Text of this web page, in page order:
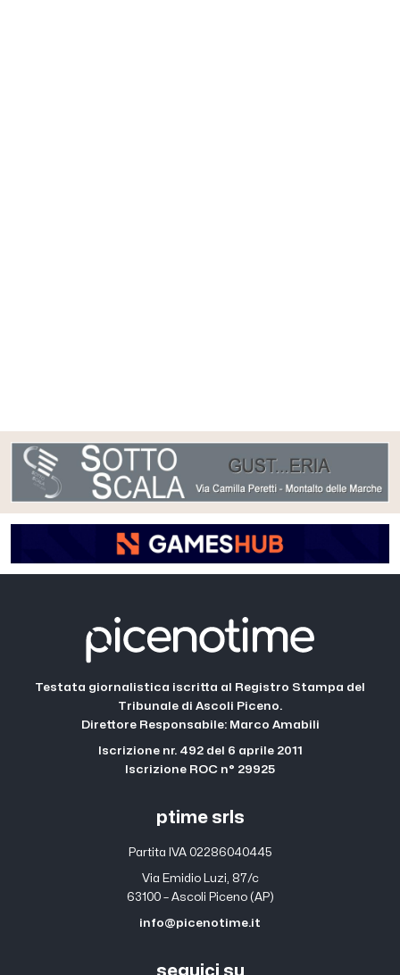
Testata giornalistica iscritta al Registro Stampa del
Tribunale di Ascoli Piceno.
Direttore Responsabile: Marco Amabili
Iscrizione nr. 492 del 6 aprile 2011
Iscrizione ROC n° 29925
ptime srls
Partita IVA 02286040445
Via Emidio Luzi, 87/c
63100 – Ascoli Piceno (AP)
info@picenotime.it
seguici su